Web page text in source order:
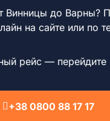
Винницы до Варны?
на сайте или по
рейс — перейдите
+38 0800 88 17 17